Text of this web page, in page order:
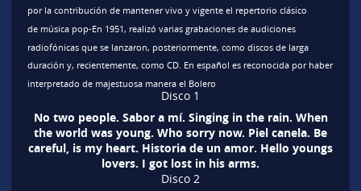
por la contribución de mantener vivo y vigente el repertorio clásico
de música pop-En 1951, realizó varias grabaciones de audiciones
radiofónicas que se lanzaron, posteriormente, como discos de larga
duración y, recientemente, como CD. En español es reconocida por haber
interpretado de majestuosa manera el Bolero
Disco 1
No two people. Sabor a mí. Singing in the rain. When
the world was young. Who sorry now. Piel canela. Be
careful, is my heart. Historia de un amor. Hello youngs
lovers. I got lost in his arms.
Disco 2